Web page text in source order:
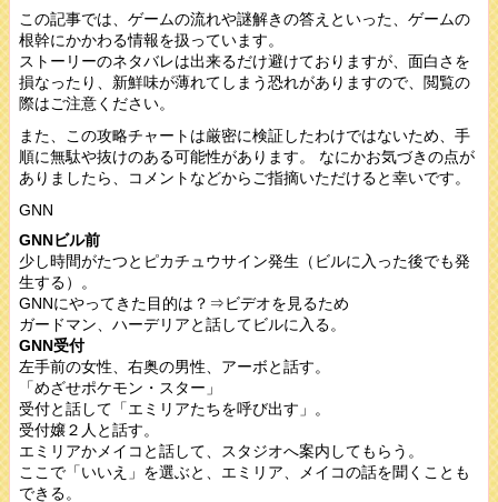
この記事では、ゲームの流れや謎解きの答えといった、ゲームの
根幹にかかわる情報を扱っています。
ストーリーのネタバレは出来るだけ避けておりますが、面白さを
損なったり、新鮮味が薄れてしまう恐れがありますので、閲覧の
際はご注意ください。
また、この攻略チャートは厳密に検証したわけではないため、手
順に無駄や抜けのある可能性があります。 なにかお気づきの点が
ありましたら、コメントなどからご指摘いただけると幸いです。
GNN
GNNビル前
少し時間がたつとピカチュウサイン発生（ビルに入った後でも発
生する）。
GNNにやってきた目的は？⇒ビデオを見るため
ガードマン、ハーデリアと話してビルに入る。
GNN受付
左手前の女性、右奥の男性、アーボと話す。
「めざせポケモン・スター」
受付と話して「エミリアたちを呼び出す」。
受付嬢２人と話す。
エミリアかメイコと話して、スタジオへ案内してもらう。
ここで「いいえ」を選ぶと、エミリア、メイコの話を聞くことも
できる。